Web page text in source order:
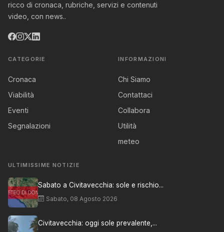
ricco di cronaca, rubriche, servizi e contenuti
video, con news..
CATEGORIE
Cronaca
Viabilità
Eventi
Segnalazioni
INFORMAZIONI
Chi Siamo
Contattaci
Collabora
Utilità
meteo
ULTIMISSIME NOTIZIE
Sabato a Civitavecchia: sole e rischio...
Sabato, 08 Agosto 2026
Civitavecchia: oggi sole prevalente,...